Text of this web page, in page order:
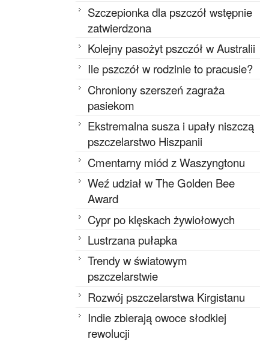
Szczepionka dla pszczół wstępnie
zatwierdzona
Kolejny pasożyt pszczół w Australii
Ile pszczół w rodzinie to pracusie?
Chroniony szerszeń zagraża
pasiekom
Ekstremalna susza i upały niszczą
pszczelarstwo Hiszpanii
Cmentarny miód z Waszyngtonu
Weź udział w The Golden Bee
Award
Cypr po klęskach żywiołowych
Lustrzana pułapka
Trendy w światowym
pszczelarstwie
Rozwój pszczelarstwa Kirgistanu
Indie zbierają owoce słodkiej
rewolucji